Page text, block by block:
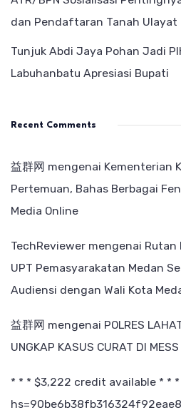
dan Pendaftaran Tanah Ulayat
Tunjuk Abdi Jaya Pohan Jadi
Labuhanbatu Apresiasi Bupati
Recent Comments
益群网 mengenai Kementerian
Pertemuan, Bahas Berbagai
Media Online
TechReviewer mengenai Rutan
UPT Pemasyarakatan Medan
Audiensi dengan Wali Kota
益群网 mengenai POLRES
UNGKAP KASUS CURAT DI
* * * $3,222 credit available * * *